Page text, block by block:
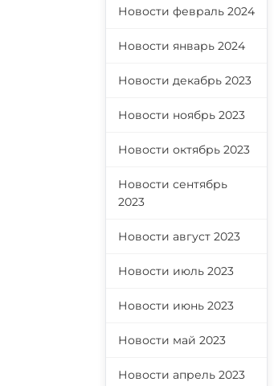
Новости февраль 2024
Новости январь 2024
Новости декабрь 2023
Новости ноябрь 2023
Новости октябрь 2023
Новости сентябрь
2023
Новости август 2023
Новости июль 2023
Новости июнь 2023
Новости май 2023
Новости апрель 2023